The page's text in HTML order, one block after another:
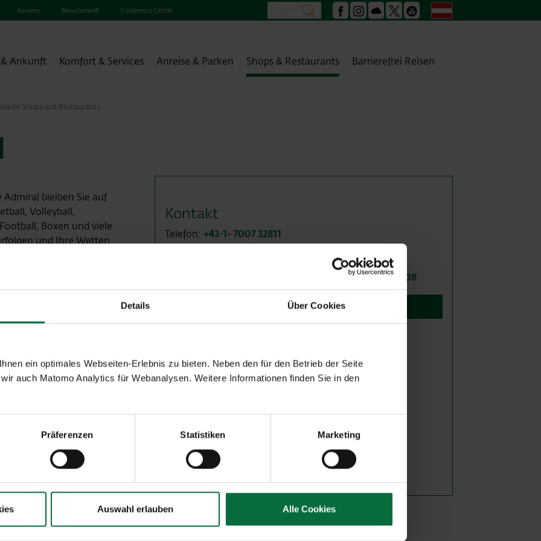
Details Über Cookies
ein optimales Webseiten-Erlebnis zu bieten. Neben den für den Betrieb der Seite
auch Matomo Analytics für Webanalysen. Weitere Informationen finden Sie in den
Präferenzen Statistiken Marketing
Auswahl erlauben Alle Cookies
Karriere Besucherwelt Conference Center suchen Facebook
Instagram
Podcast YoutubeDeutsch
Ankunft Komfort & Services Anreise & Parken Shops & Restaurants Barrierefrei Reisen
Shops und Restaurants
bleiben Sie auf
Volleyball,
Boxen und viele
und Ihre Wetten
ist Ihr richtiger
Wartezeiten und testen
hautnah. Neben
Snacks, kleine
ist der
erlaubt.
Mastercard, VPAY
Kontakt
Telefon: +43-1- 7007 32811
Email:office@admiral.at
www.admiral.ag/filialen/admiral-
filialen/#!/l/wien-schwechat/betriebsstrasse/2306108
auf Plan anzeigen
Bier
Kaffee
Tabakwaren
Tee
Warme Snacks